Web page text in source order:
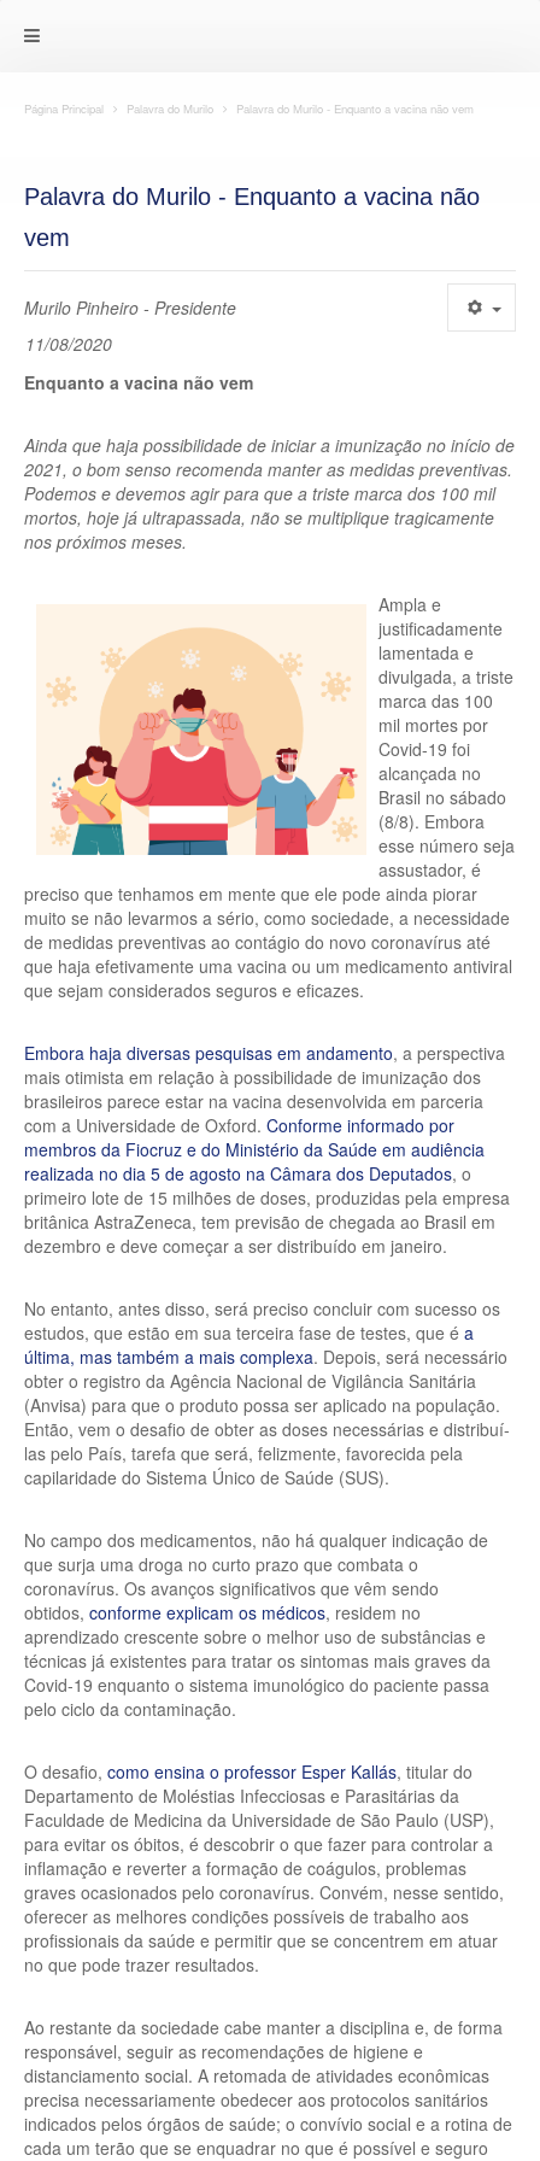
Página Principal Palavra do Murilo Palavra do Murilo - Enquanto a vacina não vem
Palavra do Murilo - Enquanto a vacina não
vem
Murilo Pinheiro - Presidente
11/08/2020
Enquanto a vacina não vem
Ainda que haja possibilidade de iniciar a imunização no início de
2021, o bom senso recomenda manter as medidas preventivas.
Podemos e devemos agir para que a triste marca dos 100 mil
mortos, hoje já ultrapassada, não se multiplique tragicamente
nos próximos meses.
Ampla e
justificadamente
lamentada e
divulgada, a triste
marca das 100
mil mortes por
Covid-19 foi
alcançada no
Brasil no sábado
(8/8). Embora
esse número seja
assustador, é
preciso que tenhamos em mente que ele pode ainda piorar
muito se não levarmos a sério, como sociedade, a necessidade
de medidas preventivas ao contágio do novo coronavírus até
que haja efetivamente uma vacina ou um medicamento antiviral
que sejam considerados seguros e eficazes.
Embora haja diversas pesquisas em andamento, a perspectiva
mais otimista em relação à possibilidade de imunização dos
brasileiros parece estar na vacina desenvolvida em parceria
com a Universidade de Oxford. Conforme informado por
membros da Fiocruz e do Ministério da Saúde em audiência
realizada no dia 5 de agosto na Câmara dos Deputados, o
primeiro lote de 15 milhões de doses, produzidas pela empresa
britânica AstraZeneca, tem previsão de chegada ao Brasil em
dezembro e deve começar a ser distribuído em janeiro.
No entanto, antes disso, será preciso concluir com sucesso os
estudos, que estão em sua terceira fase de testes, que é a
última, mas também a mais complexa. Depois, será necessário
obter o registro da Agência Nacional de Vigilância Sanitária
(Anvisa) para que o produto possa ser aplicado na população.
Então, vem o desafio de obter as doses necessárias e distribuí-
las pelo País, tarefa que será, felizmente, favorecida pela
capilaridade do Sistema Único de Saúde (SUS).
No campo dos medicamentos, não há qualquer indicação de
que surja uma droga no curto prazo que combata o
coronavírus. Os avanços significativos que vêm sendo
obtidos, conforme explicam os médicos, residem no
aprendizado crescente sobre o melhor uso de substâncias e
técnicas já existentes para tratar os sintomas mais graves da
Covid-19 enquanto o sistema imunológico do paciente passa
pelo ciclo da contaminação.
O desafio, como ensina o professor Esper Kallás, titular do
Departamento de Moléstias Infecciosas e Parasitárias da
Faculdade de Medicina da Universidade de São Paulo (USP),
para evitar os óbitos, é descobrir o que fazer para controlar a
inflamação e reverter a formação de coágulos, problemas
graves ocasionados pelo coronavírus. Convém, nesse sentido,
oferecer as melhores condições possíveis de trabalho aos
profissionais da saúde e permitir que se concentrem em atuar
no que pode trazer resultados.
Ao restante da sociedade cabe manter a disciplina e, de forma
responsável, seguir as recomendações de higiene e
distanciamento social. A retomada de atividades econômicas
precisa necessariamente obedecer aos protocolos sanitários
indicados pelos órgãos de saúde; o convívio social e a rotina de
cada um terão que se enquadrar no que é possível e seguro